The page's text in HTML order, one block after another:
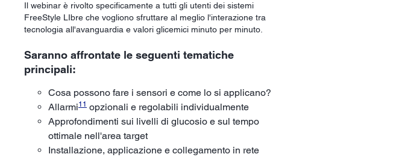
Il webinar è rivolto specificamente a tutti gli utenti dei sistemi
FreeStyle LIbre che vogliono sfruttare al meglio l'interazione tra
tecnologia all'avanguardia e valori glicemici minuto per minuto.
Saranno affrontate le seguenti tematiche
principali:
Cosa possono fare i sensori e come lo si applicano?
Allarmi11 opzionali e regolabili individualmente
Approfondimenti sui livelli di glucosio e sul tempo
ottimale nell'area target
Installazione, applicazione e collegamento in rete